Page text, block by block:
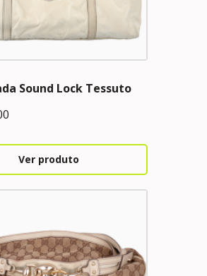
Sound Lock Tessuto
Ver produto